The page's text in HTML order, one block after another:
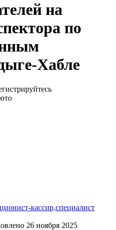
на
по
Хабле
кассир,специалист
26 ноября 2025